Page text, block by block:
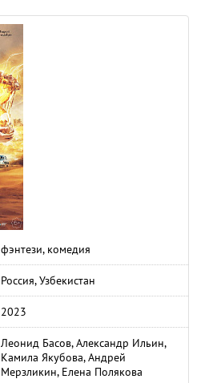
фэнтези, комедия
Россия, Узбекистан
2023
Леонид Басов, Александр Ильин,
Камила Якубова, Андрей
Мерзликин, Елена Полякова